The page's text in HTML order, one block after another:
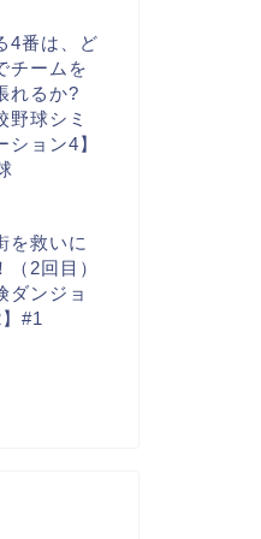
4番は、ど
チームを
れるか?
野球シミ
ション4】
を救いに
（2回目）
ダンジョ
#1